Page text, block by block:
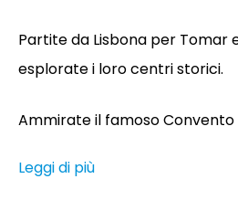
Partite da Lisbona per Tomar
esplorate i loro centri storici.
Ammirate il famoso Convento
Leggi di più